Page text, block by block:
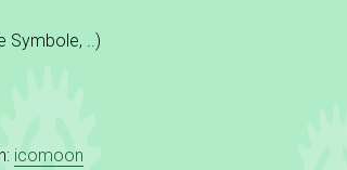
Symbole, ..)
icomoon